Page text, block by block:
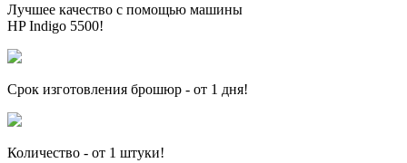
Лучшее качество с помощью машины
HP Indigo 5500!
Срок изготовления брошюр - от 1 дня!
Количество - от 1 штуки!